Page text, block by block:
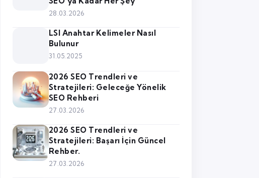
28.03.2026
LSI Anahtar Kelimeler Nasıl
Bulunur
31.05.2025
2026 SEO Trendleri ve
Stratejileri: Geleceğe Yönelik
SEO Rehberi
27.03.2026
2026 SEO Trendleri ve
Stratejileri: Başarı İçin Güncel
Rehber.
27.03.2026